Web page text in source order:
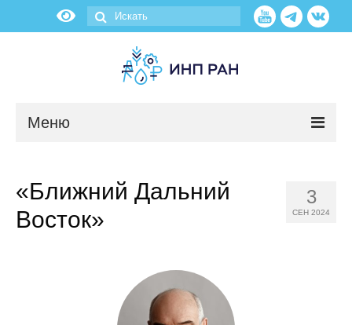
Меню
Научные подразделения
Администрация
3
СЕН 2024
«Ближний Дальний
Восток»